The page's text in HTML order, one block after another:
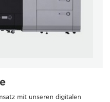
mit unseren digitalen